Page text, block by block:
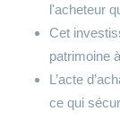
l'acheteur
Cet
patrimoine à
L’acte
ce qui